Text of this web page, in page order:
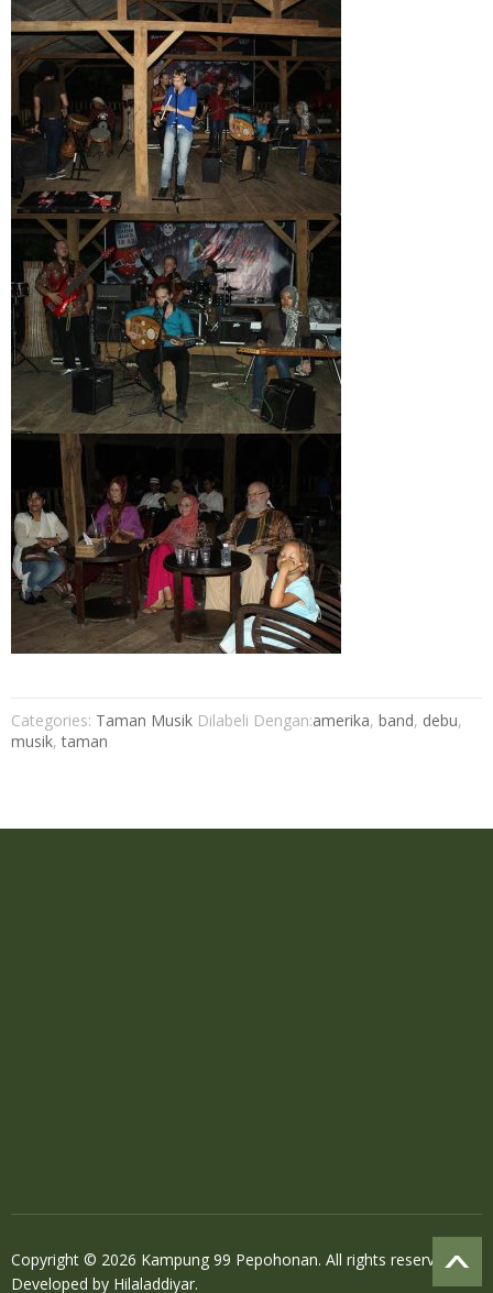
Categories: Taman Musik Dilabeli Dengan:amerika, band, debu,
musik,taman
Copyright © 2026 Kampung 99 Pepohonan. All rights reserved.
Developed by Hilaladdiyar.